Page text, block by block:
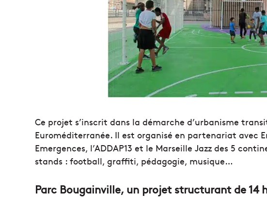
Ce projet s’inscrit dans la démarche d’urbanisme
Euroméditerranée. Il est organisé en partenariat avec
Emergences, l’ADDAP13 et le Marseille Jazz des 5
stands : football, graffiti, pédagogie, musique…
Parc Bougainville, un projet structurant de 14